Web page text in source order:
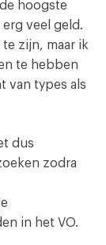
hoogste
veel geld.
te zijn, maar ik
te hebben
van types als
dus
zodra
in het VO.